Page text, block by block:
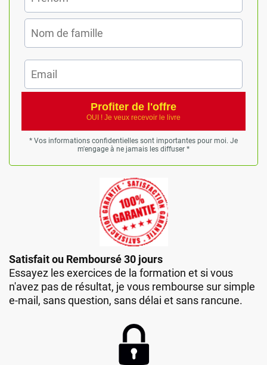
Profiter de l'offre
OUI ! Je veux recevoir le livre
* Vos informations confidentielles sont importantes pour moi. Je
m'engage à ne jamais les diffuser *
Satisfait ou Remboursé 30 jours
Essayez les exercices de la formation et si vous
n'avez pas de résultat, je vous rembourse sur simple
e-mail, sans question, sans délai et sans rancune.